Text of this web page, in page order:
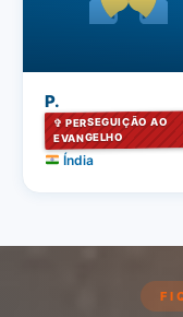
P.
✞ PERSEGUIÇÃO AO
EVANGELHO
Índia